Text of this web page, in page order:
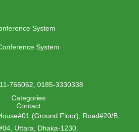
System
System
766062, 0185-3330338
Categories
Contact
(Ground Floor), Road#20/B,
Uttara, Dhaka-1230.